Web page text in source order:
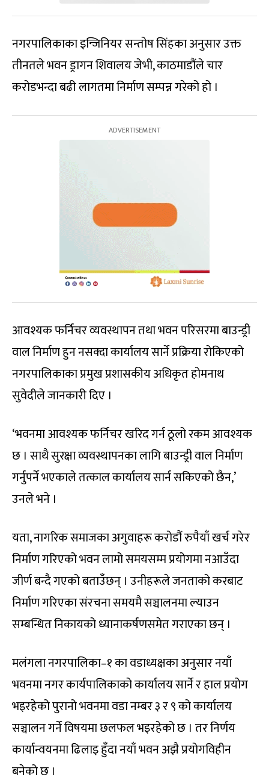
नगरपालिकाका इन्जिनियर सन्तोष सिंहका अनुसार उक्त
तीनतले भवन ड्रागन शिवालय जेभी, काठमाडौंले चार
करोडभन्दा बढी लागतमा निर्माण सम्पन्न गरेको हो ।
आवश्यक फर्निचर व्यवस्थापन तथा भवन परिसरमा बाउन्ड्री
वाल निर्माण हुन नसक्दा कार्यालय सार्ने प्रक्रिया रोकिएको
नगरपालिकाका प्रमुख प्रशासकीय अधिकृत होमनाथ
सुवेदीले जानकारी दिए ।
‘भवनमा आवश्यक फर्निचर खरिद गर्न ठूलो रकम आवश्यक
छ । साथै सुरक्षा व्यवस्थापनका लागि बाउन्ड्री वाल निर्माण
गर्नुपर्ने भएकाले तत्काल कार्यालय सार्न सकिएको छैन,’
उनले भने ।
यता, नागरिक समाजका अगुवाहरू करोडौं रुपैयाँ खर्च गरेर
निर्माण गरिएको भवन लामो समयसम्म प्रयोगमा नआउँदा
जीर्ण बन्दै गएको बताउँछन् । उनीहरूले जनताको करबाट
निर्माण गरिएका संरचना समयमै सञ्चालनमा ल्याउन
सम्बन्धित निकायको ध्यानाकर्षणसमेत गराएका छन् ।
मलंगला नगरपालिका–१ का वडाध्यक्षका अनुसार नयाँ
भवनमा नगर कार्यपालिकाको कार्यालय सार्ने र हाल प्रयोग
भइरहेको पुरानो भवनमा वडा नम्बर ३ र ९ को कार्यालय
सञ्चालन गर्ने विषयमा छलफल भइरहेको छ । तर निर्णय
कार्यान्वयनमा ढिलाइ हुँदा नयाँ भवन अझै प्रयोगविहीन
बनेको छ ।